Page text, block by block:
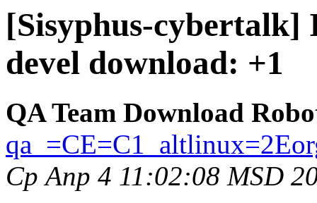
[Sisyphus-cybertalk]
devel download: +1
QA Team Download
Ср Апр 4 11:02:08 MSD